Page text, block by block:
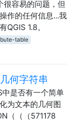
很容易的问题，但
作的任何信息...我
1.8。
table
何字符串
是否有一个简单
为文本的几何图
（（（571178